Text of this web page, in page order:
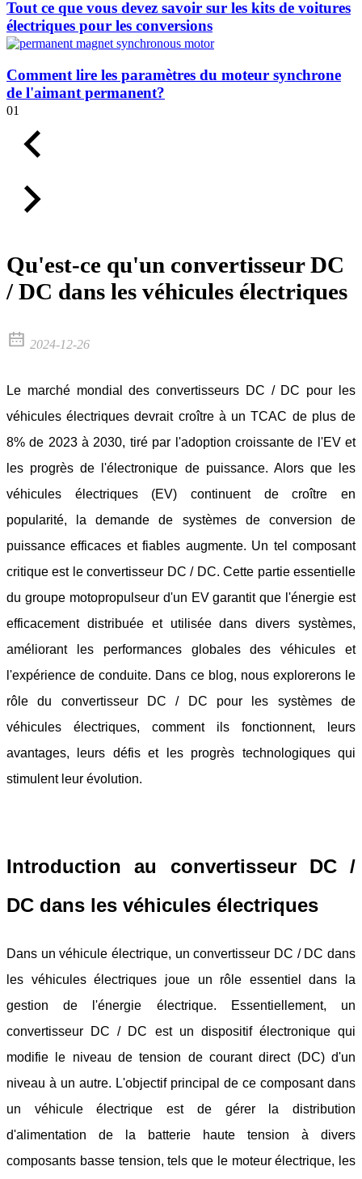
Tout ce que vous devez savoir sur les kits de voitures
électriques pour les conversions
Comment lire les paramètres du moteur synchrone
de l'aimant permanent?
01
Qu'est-ce qu'un convertisseur DC
/ DC dans les véhicules électriques
2024-12-26
Le marché mondial des convertisseurs DC / DC pour les
véhicules électriques devrait croître à un TCAC de plus de
8% de 2023 à 2030, tiré par l'adoption croissante de l'EV et
les progrès de l'électronique de puissance. Alors que les
véhicules électriques (EV) continuent de croître en
popularité, la demande de systèmes de conversion de
puissance efficaces et fiables augmente. Un tel composant
critique est le convertisseur DC / DC. Cette partie essentielle
du groupe motopropulseur d'un EV garantit que l'énergie est
efficacement distribuée et utilisée dans divers systèmes,
améliorant les performances globales des véhicules et
l'expérience de conduite. Dans ce blog, nous explorerons le
rôle du convertisseur DC / DC pour les systèmes de
véhicules électriques, comment ils fonctionnent, leurs
avantages, leurs défis et les progrès technologiques qui
stimulent leur évolution.
Introduction au convertisseur DC /
DC dans les véhicules électriques
Dans un véhicule électrique, un convertisseur DC / DC dans
les véhicules électriques joue un rôle essentiel dans la
gestion de l'énergie électrique. Essentiellement, un
convertisseur DC / DC est un dispositif électronique qui
modifie le niveau de tension de courant direct (DC) d'un
niveau à un autre. L'objectif principal de ce composant dans
un véhicule électrique est de gérer la distribution
d'alimentation de la batterie haute tension à divers
composants basse tension, tels que le moteur électrique, les